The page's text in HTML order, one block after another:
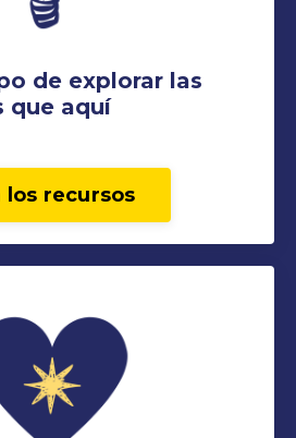
de explorar las
que aquí
los recursos